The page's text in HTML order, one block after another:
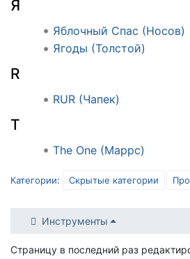
Я
Яблочный Спас (Носов)
Ягоды (Толстой)
R
RUR (Чапек)
T
The One (Маррс)
Категории: Скрытые категории
Инструменты
Страницу в последний раз